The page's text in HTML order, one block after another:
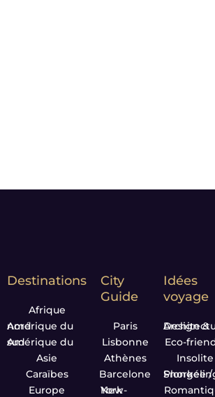
Destinations
Afrique
Amérique du nord
Amérique du sud
Asie
Caraïbes
Europe
City
Guide
Paris
Lisbonne
Athènes
Barcelone
New-York
Idées
voyage
Design &
Eco-
Insolite
Plongée /